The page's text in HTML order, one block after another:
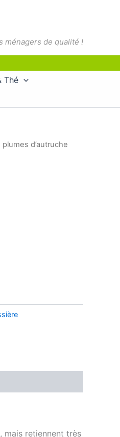
ménagers de qualité !
Thé
d’autruche
mais retiennent très